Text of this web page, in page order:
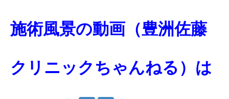
施術風景の動画（豊洲佐藤
クリニックちゃんねる）は